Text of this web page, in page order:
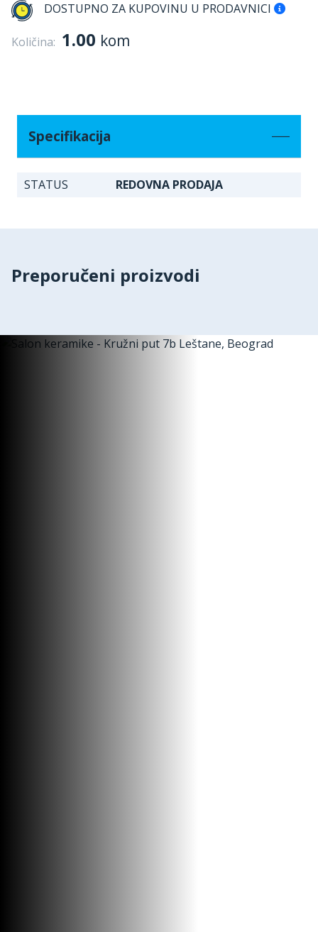
DOSTUPNO ZA KUPOVINU U PRODAVNICI
Količina: 1.00 kom
Specifikacija
STATUS REDOVNA PRODAJA
Preporučeni proizvodi